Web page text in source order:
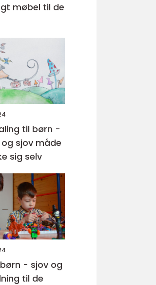
møbel til de
til børn -
sjov måde
sig selv
- sjov og
til de